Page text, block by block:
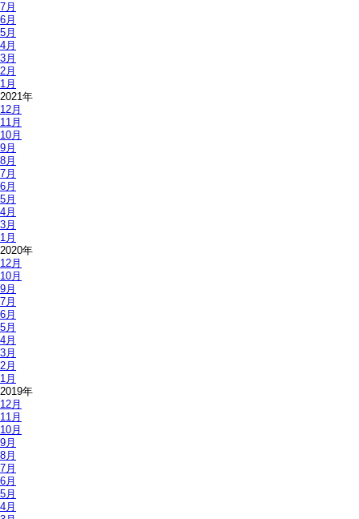
7月
6月
5月
4月
3月
2月
1月
2021年
12月
11月
10月
9月
8月
7月
6月
5月
4月
3月
1月
2020年
12月
10月
9月
7月
6月
5月
4月
3月
2月
1月
2019年
12月
11月
10月
9月
8月
7月
6月
5月
4月